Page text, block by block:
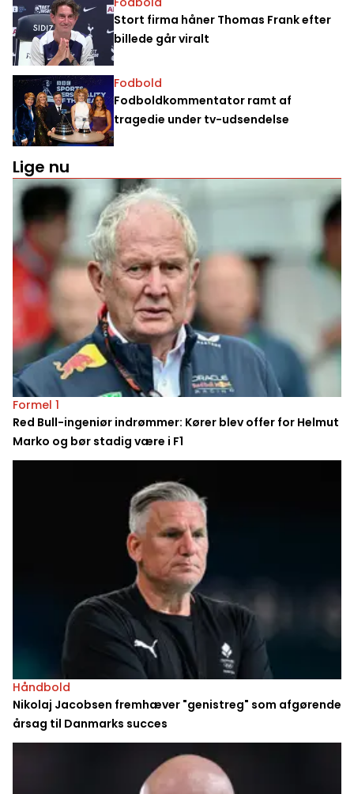
Stort firma håner Thomas Frank efter
billede går viralt
Fodbold
Fodboldkommentator ramt af
tragedie under tv-udsendelse
Lige nu
Formel 1
Red Bull-ingeniør indrømmer: Kører blev offer for Helmut
Marko og bør stadig være i F1
Håndbold
Nikolaj Jacobsen fremhæver "genistreg" som afgørende
årsag til Danmarks succes